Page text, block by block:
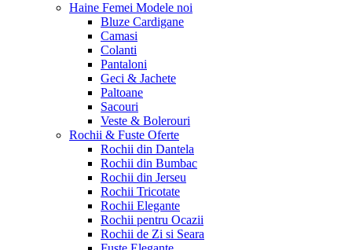
Haine Femei Modele noi
Bluze Cardigane
Camasi
Colanti
Pantaloni
Geci & Jachete
Paltoane
Sacouri
Veste & Bolerouri
Rochii & Fuste Oferte
Rochii din Dantela
Rochii din Bumbac
Rochii din Jerseu
Rochii Tricotate
Rochii Elegante
Rochii pentru Ocazii
Rochii de Zi si Seara